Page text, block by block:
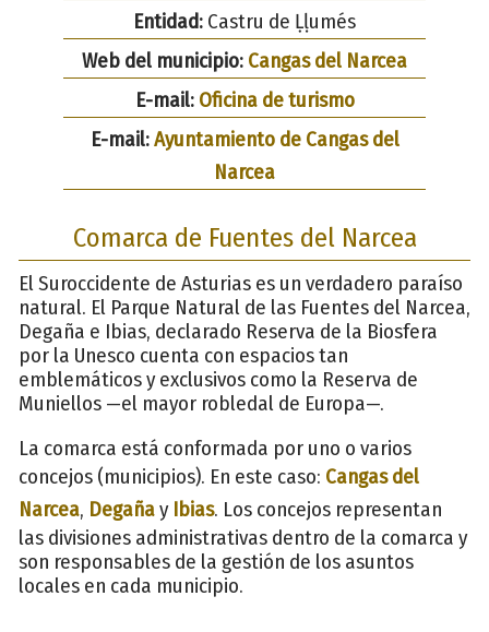
Entidad: Castru de Ḷḷumés
Web del municipio: Cangas del Narcea
E-mail: Oficina de turismo
E-mail:Ayuntamiento de Cangas del
Narcea
Comarca de Fuentes del Narcea
El Suroccidente de Asturias es un verdadero paraíso
natural. El Parque Natural de las Fuentes del Narcea,
Degaña e Ibias, declarado Reserva de la Biosfera
por la Unesco cuenta con espacios tan
emblemáticos y exclusivos como la Reserva de
Muniellos —el mayor robledal de Europa—.
La comarca está conformada por uno o varios
concejos (municipios). En este caso: Cangas del
Narcea, Degañay Ibias. Los concejos representan
las divisiones administrativas dentro de la comarca y
son responsables de la gestión de los asuntos
locales en cada municipio.